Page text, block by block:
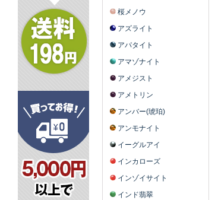
桜メノウ
アズライト
アパタイト
アマゾナイト
アメジスト
アメトリン
アンバー(琥珀)
アンモナイト
イーグルアイ
インカローズ
インゾイサイト
インド翡翠